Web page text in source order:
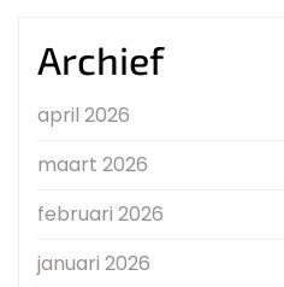
Archief
april 2026
maart 2026
februari 2026
januari 2026